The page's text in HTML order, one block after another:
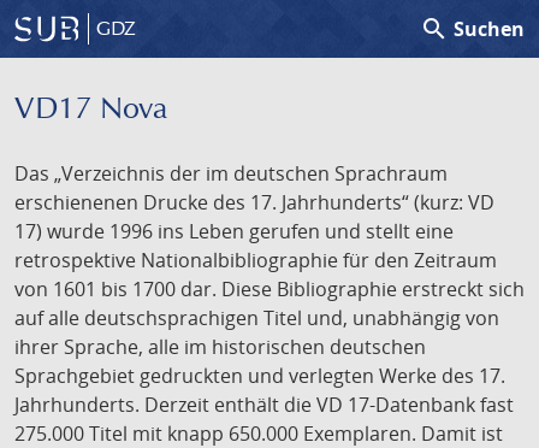
GDZ search Suchen
VD17 Nova
Das „Verzeichnis der im deutschen Sprachraum
erschienenen Drucke des 17. Jahrhunderts“ (kurz: VD
17) wurde 1996 ins Leben gerufen und stellt eine
retrospektive Nationalbibliographie für den Zeitraum
von 1601 bis 1700 dar. Diese Bibliographie erstreckt sich
auf alle deutschsprachigen Titel und, unabhängig von
ihrer Sprache, alle im historischen deutschen
Sprachgebiet gedruckten und verlegten Werke des 17.
Jahrhunderts. Derzeit enthält die VD 17-Datenbank fast
275.000 Titel mit knapp 650.000 Exemplaren. Damit ist